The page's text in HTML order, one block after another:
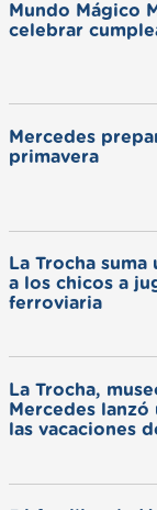
Mundo Mágico
celebrar
Mercedes
primavera
La Trocha
a los chicos a
ferroviaria
La Trocha,
Mercedes lanzó
las vacaciones